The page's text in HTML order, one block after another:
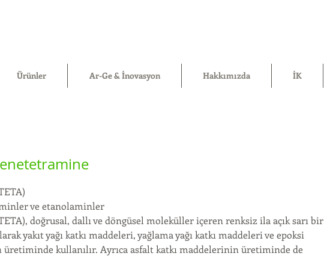
Ürünler Ar-Ge & İnovasyon Hakkımızda İK
ve etanolaminler
doğrusal, dallı ve döngüsel moleküller içeren renksiz ila açık sarı bir
yakıt yağı katkı maddeleri, yağlama yağı katkı maddeleri ve epoksi
üretiminde kullanılır. Ayrıca asfalt katkı maddelerinin üretiminde de